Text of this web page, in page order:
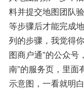
料并提交地图团队
等步骤后才能完成
列的步骤，我觉得
图商户通”的公众号
南”的服务页，里面
示意图，一看就明